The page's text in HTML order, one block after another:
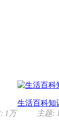
1万
生活百科知
主题: